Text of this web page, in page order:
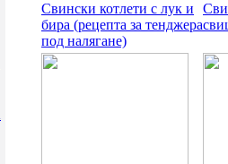
Свински котлети с лук и
бира (рецепта за тенджера
под налягане)